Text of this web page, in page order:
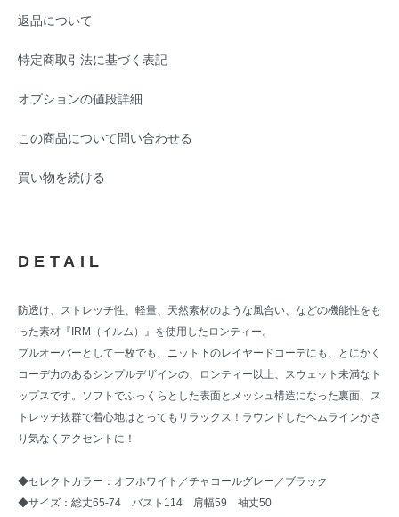
返品について
特定商取引法に基づく表記
オプションの値段詳細
この商品について問い合わせる
買い物を続ける
DETAIL
防透け、ストレッチ性、軽量、天然素材のような風合い、などの機能性をも
った素材『IRM（イルム）』を使用したロンティー。
プルオーバーとして一枚でも、ニット下のレイヤードコーデにも、とにかく
コーデ力のあるシンプルデザインの、ロンティー以上、スウェット未満なト
ップスです。ソフトでふっくらとした表面とメッシュ構造になった裏面、ス
トレッチ抜群で着心地はとってもリラックス！ラウンドしたヘムラインがさ
り気なくアクセントに！
◆セレクトカラー：オフホワイト／チャコールグレー／ブラック
◆サイズ：総丈65-74 バスト114 肩幅59 袖丈50